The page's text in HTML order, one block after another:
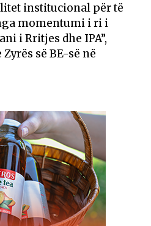
institucional për të
momentumi i ri i
i Rritjes dhe IPA”,
së BE-së në